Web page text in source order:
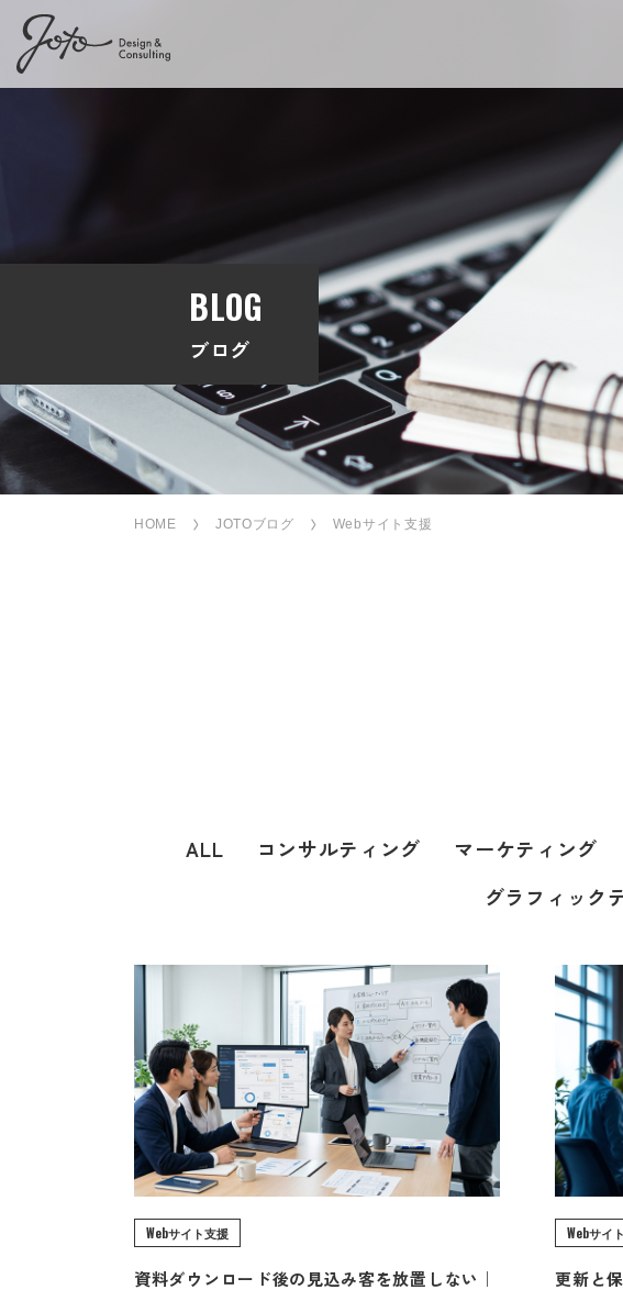
BLOG
ブログ
HOME JOTOブログ Webサイト支援
ALL コンサルティング マーケティング
グラフィック
Webサイト支援
資料ダウンロード後の見込み客を放置しない｜
Webサイ
更新と